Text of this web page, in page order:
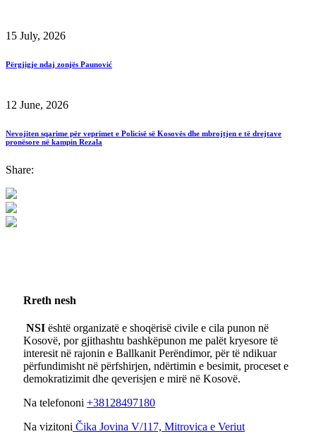
15 July, 2026
Përgjigje ndaj zonjës Paunović
12 June, 2026
Nevojiten sqarime për veprimet e Policisë së Kosovës dhe mbrojtjen e të drejtave
pronësore në kampin Rezala
Share:
Rreth nesh
NSI është organizatë e shoqërisë civile e cila punon në
Kosovë, por gjithashtu bashkëpunon me palët kryesore të
interesit në rajonin e Ballkanit Perëndimor, për të ndikuar
përfundimisht në përfshirjen, ndërtimin e besimit, proceset e
demokratizimit dhe qeverisjen e mirë në Kosovë.
Na telefononi +38128497180
Na vizitoni Čika Jovina V/117, Mitrovica e Veriut